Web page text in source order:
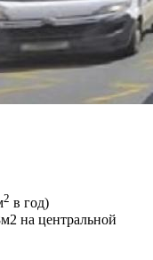
2 в год)
на центральной